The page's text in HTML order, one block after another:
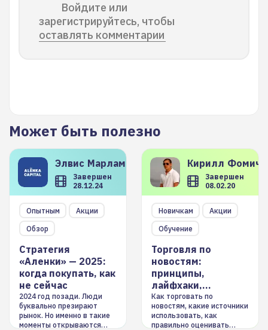
Войдите или
зарегистрируйтесь, чтобы
оставлять комментарии
Может быть полезно
Элвис Марламов
Завершен
28.12.24
Опытным
Акции
Обзор
Стратегия
«Аленки» — 2025:
когда покупать, как
не сейчас
2024 год позади. Люди
буквально презирают
рынок. Но именно в такие
моменты открываются
Кирилл
Завершен
08.02.20
Новичкам
Акции
Обучение
Торговля по
новостям:
принципы,
лайфхаки,
инструменты
Как торговать по
новостям, какие источники
использовать, как
правильно оценивать